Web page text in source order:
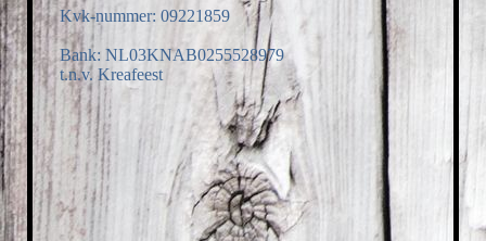
Kvk-nummer: 09221859
Bank: NL03KNAB0255528979
t.n.v. Kreafeest